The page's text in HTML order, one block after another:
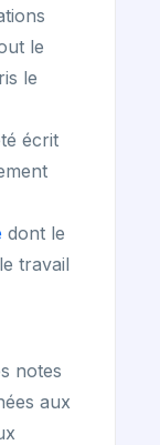
le
le
écrit
dont le
travail
notes
aux